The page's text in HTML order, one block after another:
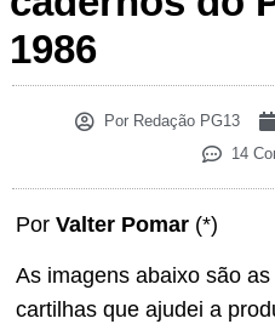
1986
Por Redação PG13
14
Por Valter Pomar (*)
As imagens abaixo são
cartilhas que ajudei a